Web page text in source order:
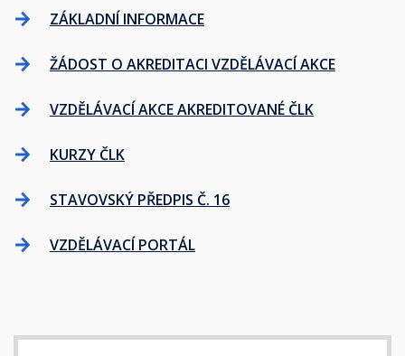
ZÁKLADNÍ INFORMACE
ŽÁDOST O AKREDITACI VZDĚLÁVACÍ AKCE
VZDĚLÁVACÍ AKCE AKREDITOVANÉ ČLK
KURZY ČLK
STAVOVSKÝ PŘEDPIS Č. 16
VZDĚLÁVACÍ PORTÁL